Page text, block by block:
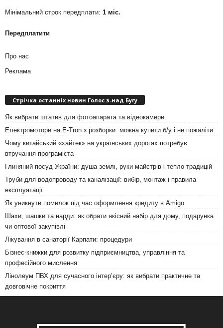
Мінімальний строк передплати: 1 міс.
Передплатити
Про нас
Реклама
Стрічка останніх новин Голос з-над Бугу
Як вибрати штатив для фотоапарата та відеокамери
Електромотори на E-Tron з розборки: можна купити б/у і не пожаліти
Чому китайський «хайтек» на українських дорогах потребує
втручання програміста
Глиняний посуд України: душа землі, руки майстрів і тепло традицій
Труби для водопроводу та каналізації: вибір, монтаж і правила
експлуатації
Як уникнути помилок під час оформлення кредиту в Amigo
Шахи, шашки та нарди: як обрати якісний набір для дому, подарунка
чи оптової закупівлі
Лікування в санаторії Карпати: процедури
Бізнес-книжки для розвитку підприємництва, управління та
професійного мислення
Лінолеум ПВХ для сучасного інтер’єру: як вибрати практичне та
довговічне покриття